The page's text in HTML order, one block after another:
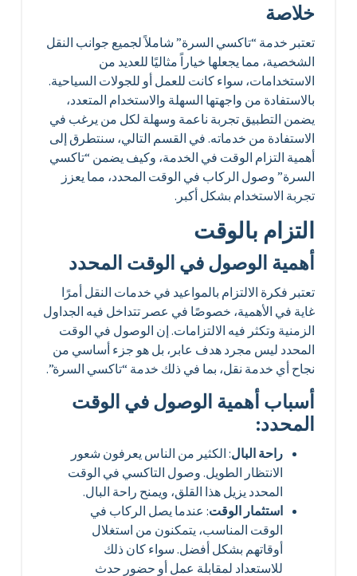
خلاصة
تعتبر خدمة “تاكسي السرة” شاملاً لجميع جوانب النقل
الشخصية، مما يجعلها خياراً مثاليًا للعديد من
الاستخدامات، سواء كانت للعمل أو للجولات السياحية.
بالاستفادة من واجهتها السهلة والاستخدام المتعدد،
يضمن التطبيق تجربة ناعمة وسهلة لكل من يرغب في
الاستفادة من خدماته. في القسم التالي، سنتطرق إلى
أهمية التزام الوقت في الخدمة، وكيف يضمن “تاكسي
السرة” وصول الركاب في الوقت المحدد، مما يعزز
تجربة الاستخدام بشكل أكبر.
التزام بالوقت
أهمية الوصول في الوقت المحدد
تعتبر فكرة الالتزام بالمواعيد في خدمات النقل أمرًا
غاية في الأهمية، خصوصًا في عصر تتداخل فيه الجداول
الزمنية وتكثر فيه الالتزامات. إن الوصول في الوقت
المحدد ليس مجرد هدف عابر، بل هو جزء أساسي من
نجاح أي خدمة نقل، بما في ذلك خدمة “تاكسي السرة”.
أسباب أهمية الوصول في الوقت
المحدد:
راحة البال: الكثير من الناس يعرفون شعور
الانتظار الطويل. وصول التاكسي في الوقت
المحدد يزيل هذا القلق، ويمنح راحة البال.
استثمار الوقت: عندما يصل الركاب في
الوقت المناسب، يتمكنون من استغلال
أوقاتهم بشكل أفضل. سواء كان ذلك
للاستعداد لمقابلة عمل أو حضور حدث